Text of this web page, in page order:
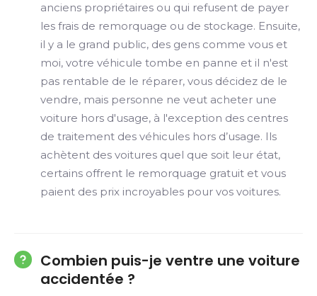
anciens propriétaires ou qui refusent de payer
les frais de remorquage ou de stockage. Ensuite,
il y a le grand public, des gens comme vous et
moi, votre véhicule tombe en panne et il n'est
pas rentable de le réparer, vous décidez de le
vendre, mais personne ne veut acheter une
voiture hors d'usage, à l'exception des centres
de traitement des véhicules hors d’usage. Ils
achètent des voitures quel que soit leur état,
certains offrent le remorquage gratuit et vous
paient des prix incroyables pour vos voitures.
Combien puis-je ventre une voiture
accidentée ?